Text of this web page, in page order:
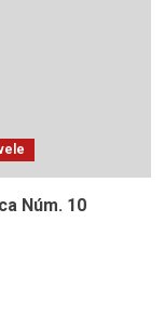
Núm. 10